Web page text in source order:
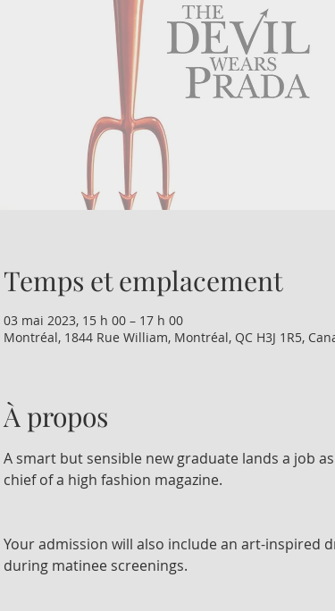
Temps et emplacement
03 mai 2023, 15 h 00 – 17 h 00
Montréal, 1844 Rue William, Montréal, QC H3J 1R5,
À propos
A smart but sensible new graduate lands a job
chief of a high fashion magazine.
Your admission will also include an art-inspired
during matinee screenings.